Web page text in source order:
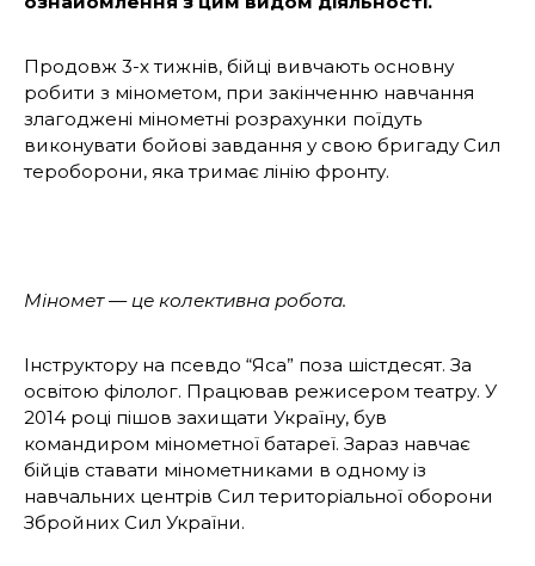
Продовж 3-х тижнів, бійці вивчають основну
робити з мінометом, при закінченню навчання
злагоджені мінометні розрахунки поїдуть
виконувати бойові завдання у свою бригаду Сил
тероборони, яка тримає лінію фронту.
Міномет — це колективна робота.
Інструктору на псевдо “Яса” поза шістдесят. За
освітою філолог. Працював режисером театру. У
2014 році пішов захищати Україну, був
командиром мінометної батареї. Зараз навчає
бійців ставати мінометниками в одному із
навчальних центрів Сил територіальної оборони
Збройних Сил України.